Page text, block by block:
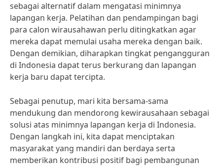
sebagai alternatif dalam mengatasi minimnya
lapangan kerja. Pelatihan dan pendampingan bagi
para calon wirausahawan perlu ditingkatkan agar
mereka dapat memulai usaha mereka dengan baik.
Dengan demikian, diharapkan tingkat pengangguran
di Indonesia dapat terus berkurang dan lapangan
kerja baru dapat tercipta.
Sebagai penutup, mari kita bersama-sama
mendukung dan mendorong kewirausahaan sebagai
solusi atas minimnya lapangan kerja di Indonesia.
Dengan langkah ini, kita dapat menciptakan
masyarakat yang mandiri dan berdaya serta
memberikan kontribusi positif bagi pembangunan